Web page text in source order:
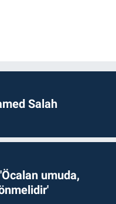
Salah
umuda,